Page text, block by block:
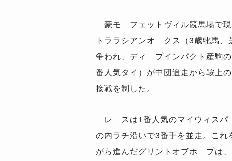
豪モーフェットヴィル競馬場で
トララシアンオークス（3歳牝馬
争われ、ディープインパクト産駒
番人気タイ）が中団追走から鞍上
接戦を制した。
レースは1番人気のマイウィスパ
の内ラチ沿いで3番手を並走。これ
がら進んだグリントオブホープは